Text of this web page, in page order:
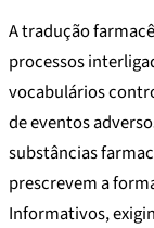
A tradução
processos
vocabulários
de eventos
substâncias
prescrevem a
Informativos,